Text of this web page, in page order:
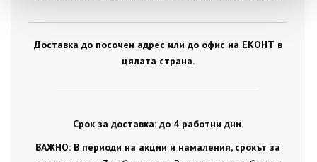
Доставка до посочен адрес или до офис на ЕКОНТ в
цялата страна.
Срок за доставка: до 4 работни дни.
ВАЖНО: В периоди на акции и намаления, срокът за